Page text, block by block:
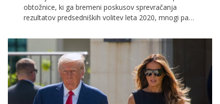
obtožnice, ki ga bremeni poskusov sprevračanja
rezultatov predsedniških volitev leta 2020, mnogi pa
ZDA, ki se je popolnoma umaknila izpred oči javnosti.